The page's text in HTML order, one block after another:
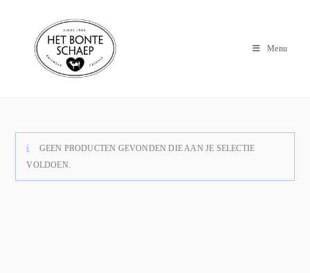
Menu
GEEN PRODUCTEN GEVONDEN DIE AAN JE SELECTIE
VOLDOEN.